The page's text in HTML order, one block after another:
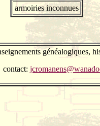
armoiries inconnues
généalogiques,
contact: